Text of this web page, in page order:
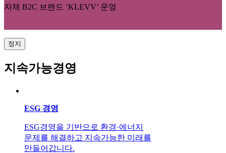
자체 B2C 브랜드 ‘KLEVV’ 운영
정지
지속가능경영
ESG 경영
ESG경영을 기반으로 환경·에너지
문제를 해결하고 지속가능한 미래를
만들어갑니다.